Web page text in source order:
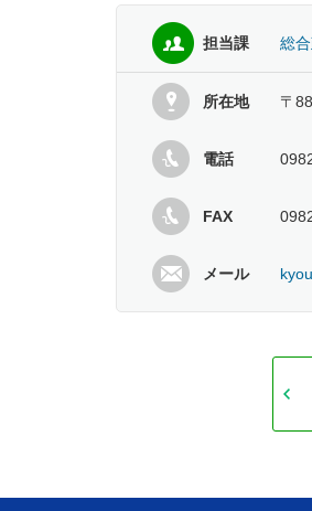
担当課 総
所在地 〒
電話
FAX
メール